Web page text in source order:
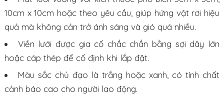
10cm x 10cm hoặc theo yêu cầu, giúp hứng vật rơi hiệu
quả mà không cản trở ánh sáng và gió quá nhiều.
Viền lưới được gia cố chắc chắn bằng sợi dây lớn
hoặc cáp thép để cố định khi lắp đặt.
Màu sắc chủ đạo là trắng hoặc xanh, có tính chất
cảnh báo cao cho người lao động.